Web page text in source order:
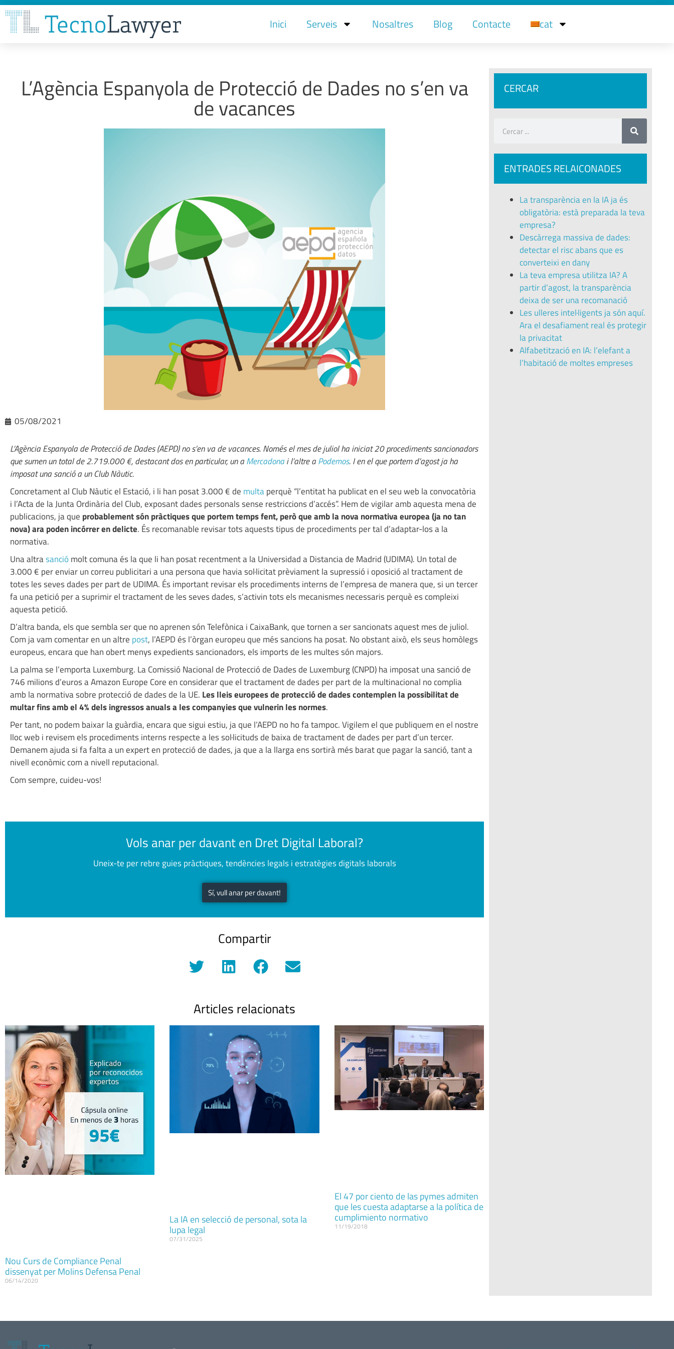
Inici Serveis Nosaltres Blog Contacte cat
L’Agència Espanyola de Protecció de Dades no s’en va
de vacances
05/08/2021
L’Agència Espanyola de Protecció de Dades (AEPD) no s’en va de vacances. Només el mes de juliol ha iniciat 20 procediments sancionadors
que sumen un total de 2.719.000 €, destacant dos en particular, un aMercadonai l’altre aPodemos. I en el que portem d’agost ja ha
imposat una sanció a un Club Nàutic.
Concretament al Club Nàutic el Estació, i li han posat 3.000 € de multaperquè “l’entitat ha publicat en el seu web la convocatòria
i l’Acta de la Junta Ordinària del Club, exposant dades personals sense restriccions d’accés”. Hem de vigilar amb aquesta mena de
publicacions, ja que probablement són pràctiques que portem temps fent, però que amb la nova normativa europea (ja no tan
nova) ara poden incórrer en delicte. És recomanable revisar tots aquests tipus de procediments per tal d’adaptar-los a la
normativa.
Una altrasanció molt comuna és la que li han posat recentment a la Universidad a Distancia de Madrid (UDIMA). Un total de
3.000 € per enviar un correu publicitari a una persona que havia sol·licitat prèviament la supressió i oposició al tractament de
totes les seves dades per part de UDIMA. És important revisar els procediments interns de l’empresa de manera que, si un tercer
fa una petició per a suprimir el tractament de les seves dades, s’activin tots els mecanismes necessaris perquè es compleixi
aquesta petició.
D’altra banda, els que sembla ser que no aprenen són Telefònica i CaixaBank, que tornen a ser sancionats aquest mes de juliol.
Com ja vam comentar en un altre post, l’AEPD és l’òrgan europeu que més sancions ha posat. No obstant això, els seus homòlegs
europeus, encara que han obert menys expedients sancionadors, els imports de les multes són majors.
La palma se l’emporta Luxemburg. La Comissió Nacional de Protecció de Dades de Luxemburg (CNPD) ha imposat una sanció de
746 milions d’euros a Amazon Europe Core en considerar que el tractament de dades per part de la multinacional no complia
amb la normativa sobre protecció de dades de la UE. Les lleis europees de protecció de dades contemplen la possibilitat de
multar fins amb el 4% dels ingressos anuals a les companyies que vulnerin les normes.
Per tant, no podem baixar la guàrdia, encara que sigui estiu, ja que l’AEPD no ho fa tampoc. Vigilem el que publiquem en el nostre
lloc web i revisem els procediments interns respecte a les sol·licituds de baixa de tractament de dades per part d’un tercer.
Demanem ajuda si fa falta a un expert en protecció de dades, ja que a la llarga ens sortirà més barat que pagar la sanció, tant a
nivell econòmic com a nivell reputacional.
Com sempre, cuideu-vos!
Vols anar per davant en Dret Digital Laboral?
Uneix-te per rebre guies pràctiques, tendències legals i estratègies digitals laborals
Sí, vull anar per davant!
Compartir
Articles relacionats
Nou Curs de Compliance Penal
dissenyat per Molins Defensa Penal
06/14/2020
La IA en selecció de personal, sota la
lupa legal
07/31/2025
El 47 por ciento de las pymes admiten
que les cuesta adaptarse a la política de
cumplimiento normativo
11/19/2018
CERCAR
ENTRADES RELAICONADES
La transparència en la IA ja és
obligatòria: està preparada la teva
empresa?
Descàrrega massiva de dades:
detectar el risc abans que es
converteixi en dany
La teva empresa utilitza IA? A
partir d’agost, la transparència
deixa de ser una recomanació
Les ulleres intel·ligents ja són aquí.
Ara el desafiament real és protegir
la privacitat
Alfabetització en IA: l’elefant a
l’habitació de moltes empreses